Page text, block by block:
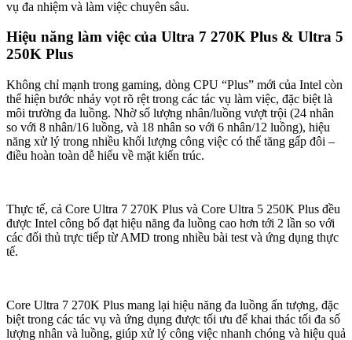
vụ đa nhiệm và làm việc chuyên sâu.
Hiệu năng làm việc của Ultra 7 270K Plus & Ultra 5
250K Plus
Không chỉ mạnh trong gaming, dòng CPU “Plus” mới của Intel còn
thể hiện bước nhảy vọt rõ rệt trong các tác vụ làm việc, đặc biệt là
môi trường đa luồng. Nhờ số lượng nhân/luồng vượt trội (24 nhân
so với 8 nhân/16 luồng, và 18 nhân so với 6 nhân/12 luồng), hiệu
năng xử lý trong nhiều khối lượng công việc có thể tăng gấp đôi –
điều hoàn toàn dễ hiểu về mặt kiến trúc.
Thực tế, cả Core Ultra 7 270K Plus và Core Ultra 5 250K Plus đều
được Intel công bố đạt hiệu năng đa luồng cao hơn tới 2 lần so với
các đối thủ trực tiếp từ AMD trong nhiều bài test và ứng dụng thực
tế.
Core Ultra 7 270K Plus mang lại hiệu năng đa luồng ấn tượng, đặc
biệt trong các tác vụ và ứng dụng được tối ưu để khai thác tối đa số
lượng nhân và luồng, giúp xử lý công việc nhanh chóng và hiệu quả